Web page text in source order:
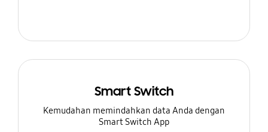
Smart Switch
Kemudahan memindahkan data Anda dengan
Smart Switch App